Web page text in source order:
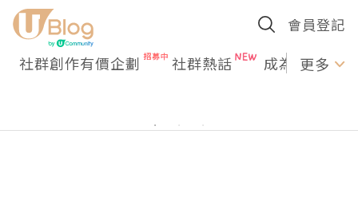
會員登記
社群創作有價企劃 社群熱話 成為U更多